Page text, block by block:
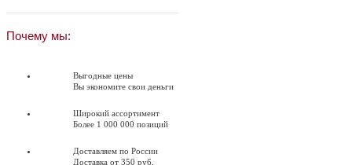
Почему мы:
Выгодные цены
Вы экономите свои деньги
Широкий ассортимент
Более 1 000 000 позиций
Доставляем по России
Доставка от 350 руб.